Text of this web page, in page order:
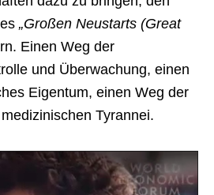
„Großen Neustarts (Great
Einen Weg der
und Überwachung, einen
Eigentum, einen Weg der
Tyrannei.